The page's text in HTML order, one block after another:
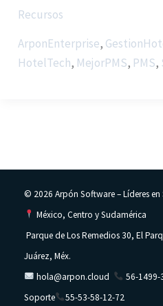
Recursos
ArponEnterprise,
HotelTech, MejorPMS, PMS,
© 2026 Arpón Software – Líderes
México, Centro y Sudamérica
Parque de Los Remedios 30, El
Juárez, Méx.
hola@arpon.cloud
56-1499-
Soporte
55-53-58-12-72